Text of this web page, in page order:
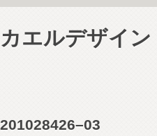
カエルデザイン
201028426–03